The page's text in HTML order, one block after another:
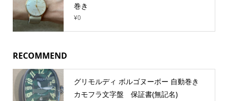
巻き
¥0
RECOMMEND
グリモルディ ボルゴヌーボー 自動巻き
カモフラ文字盤 保証書(無記名)